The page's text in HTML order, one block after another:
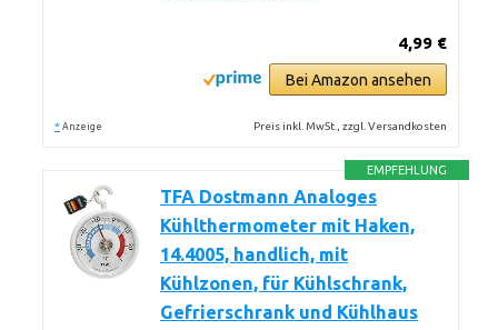
4,99 €
Bei Amazon ansehen
* Anzeige Preis inkl. MwSt., zzgl. Versandkosten
EMPFEHLUNG
TFA Dostmann Analoges
Kühlthermometer mit Haken,
14.4005, handlich, mit
Kühlzonen, für Kühlschrank,
Gefrierschrank und Kühlhaus